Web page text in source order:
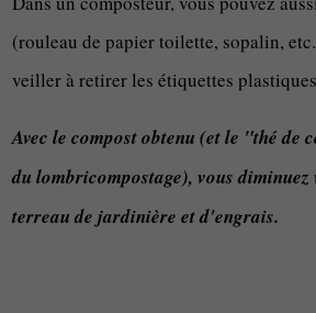
(rouleau de papier toilette, sopalin,
veiller à retirer les étiquettes
Avec le compost obtenu (et le "thé de
du lombricompostage), vous diminuez
terreau de jardinière et d'engrais.